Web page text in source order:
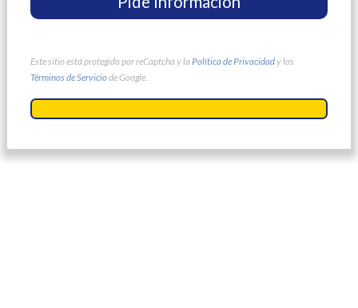
Este sitio está protegido por reCaptcha y la Política de Privacidady los
Términos de Serviciode Google.